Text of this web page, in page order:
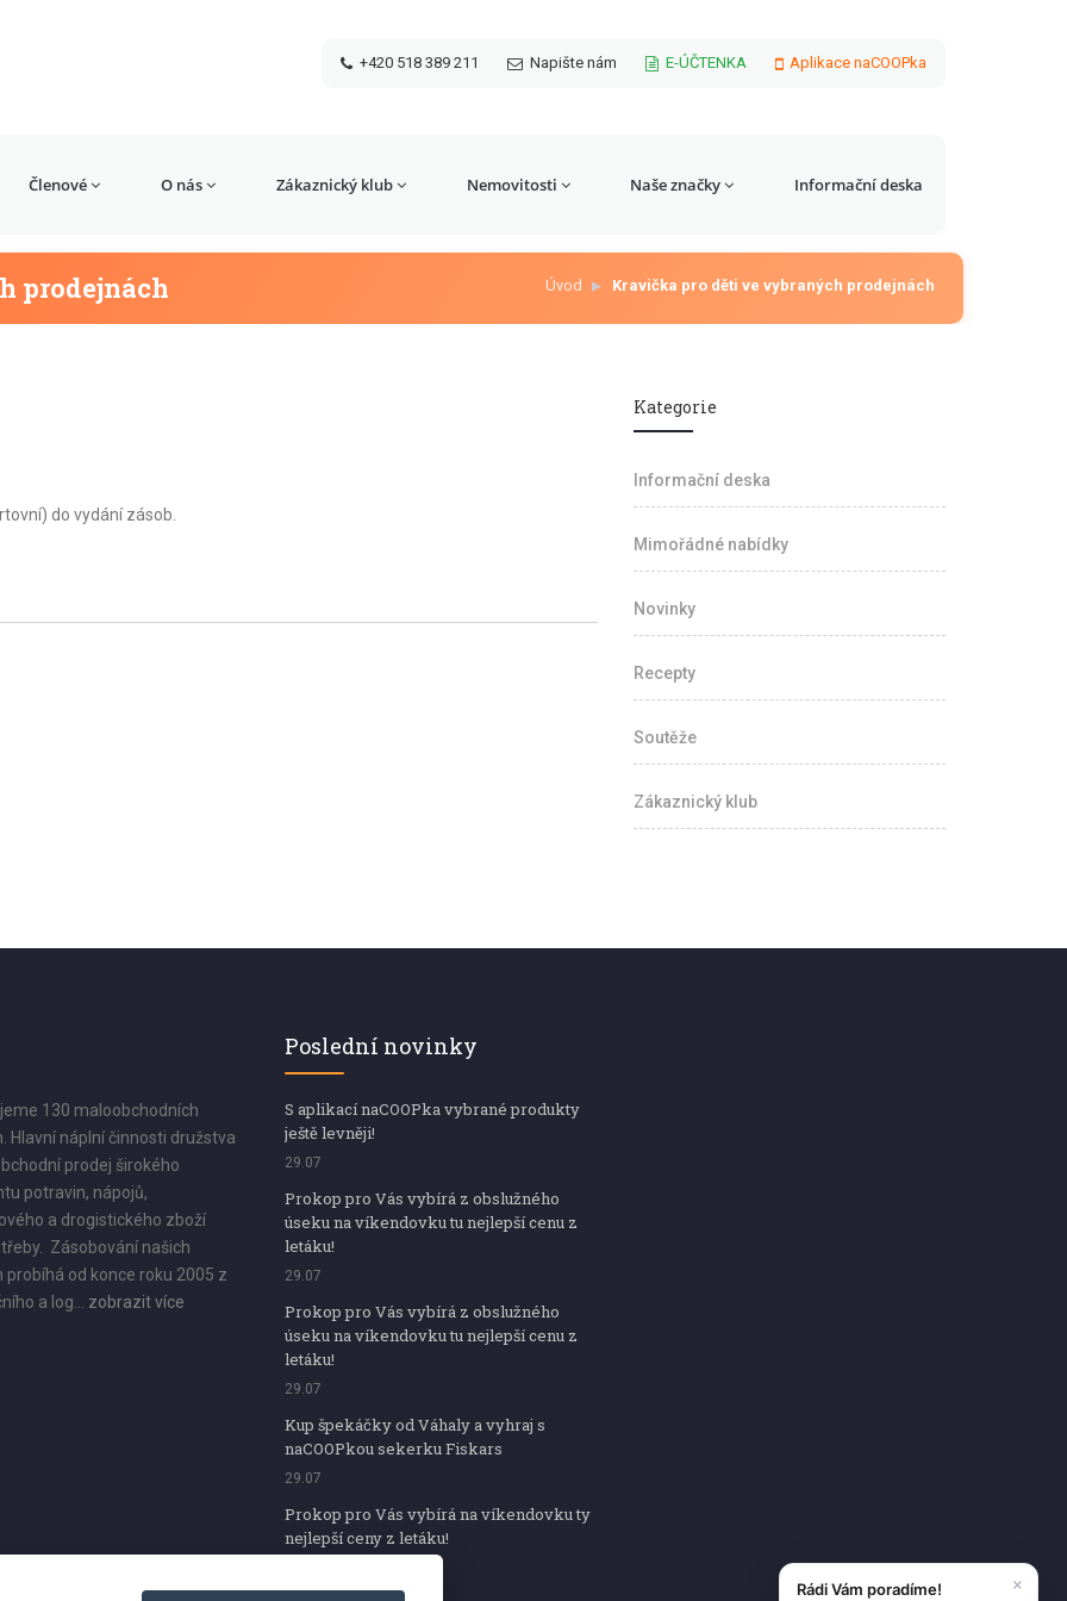
+420 518 389 211 Napište nám E-ÚČTENKA Aplikace naCOOPka
Členové O nás Zákaznický klub Nemovitosti Naše značky Informační deska
prodejnách Úvod Kravička pro děti ve vybraných prodejnách
do vydání zásob.
Kategorie
Informační deska
Mimořádné nabídky
Novinky
Recepty
Soutěže
Zákaznický klub
130 maloobchodních
Hlavní náplní činnosti družstva
prodej širokého
potravin, nápojů,
a drogistického zboží
Zásobování našich
probíhá od konce roku 2005 z
a log... zobrazit více
Poslední novinky
S aplikací naCOOPka vybrané produkty
ještě levněji!
29.07
Prokop pro Vás vybírá z obslužného
úseku na víkendovku tu nejlepší cenu z
letáku!
29.07
Prokop pro Vás vybírá z obslužného
úseku na víkendovku tu nejlepší cenu z
letáku!
29.07
Kup špekáčky od Váhaly a vyhraj s
naCOOPkou sekerku Fiskars
29.07
Prokop pro Vás vybírá na víkendovku ty
nejlepší ceny z letáku!